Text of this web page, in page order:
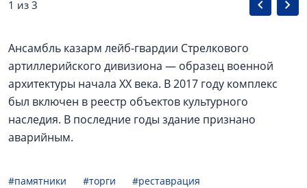
1 из 3
Ансамбль казарм лейб-гвардии Стрелкового
артиллерийского дивизиона — образец военной
архитектуры начала XX века. В 2017 году комплекс
был включен в реестр объектов культурного
наследия. В последние годы здание признано
аварийным.
#памятники #торги #реставрация